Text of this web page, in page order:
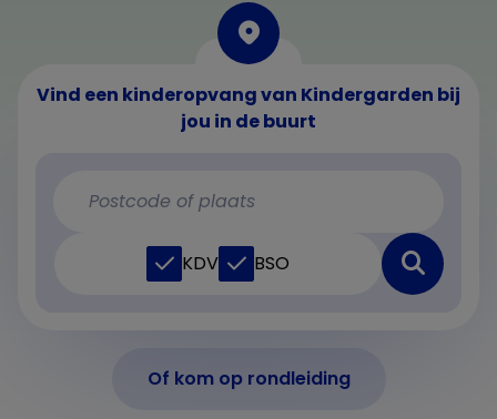
Vind een kinderopvang van Kindergarden bij
jou in de buurt
KDV BSO
Of kom op rondleiding